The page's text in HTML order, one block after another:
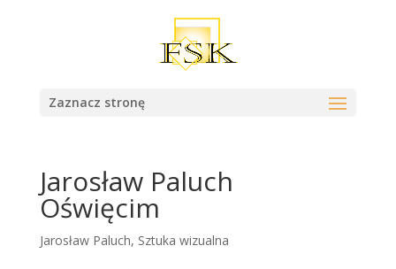
Zaznacz stronę
Jarosław Paluch
Oświęcim
Jarosław Paluch, Sztuka wizualna